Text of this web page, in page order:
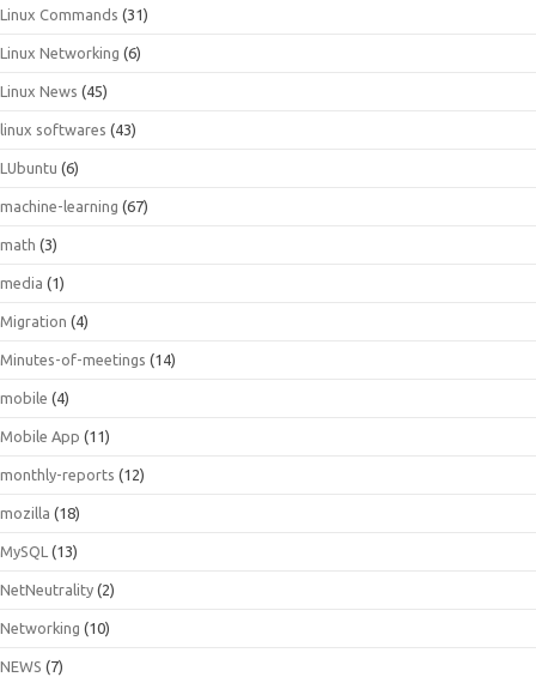
Linux Commands (31)
Linux Networking (6)
Linux News (45)
linux softwares (43)
LUbuntu (6)
machine-learning (67)
math (3)
media (1)
Migration (4)
Minutes-of-meetings (14)
mobile (4)
Mobile App (11)
monthly-reports (12)
mozilla (18)
MySQL (13)
NetNeutrality (2)
Networking (10)
NEWS (7)